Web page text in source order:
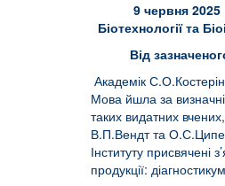
9 червня 2025
Біотехнології та
Від
Академік
Мова йшла за визначні
таких видатних
В.П.Вендт та
Інституту присвячені
продукції: